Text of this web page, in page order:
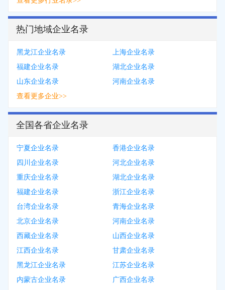
热门地域企业名录
黑龙江企业名录
上海企业名录
福建企业名录
湖北企业名录
山东企业名录
河南企业名录
查看更多企业>>
全国各省企业名录
宁夏企业名录
香港企业名录
四川企业名录
河北企业名录
重庆企业名录
湖北企业名录
福建企业名录
浙江企业名录
台湾企业名录
青海企业名录
北京企业名录
河南企业名录
西藏企业名录
山西企业名录
江西企业名录
甘肃企业名录
黑龙江企业名录
江苏企业名录
内蒙古企业名录
广西企业名录